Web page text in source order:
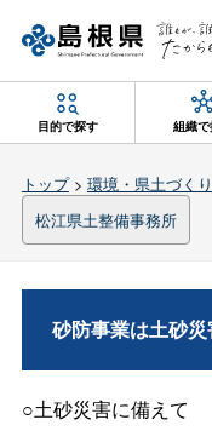
目的で探す 組織
トップ> 環境・県土づくり
松江県土整備事務所
砂防事業は土砂
○土砂災害に備えて